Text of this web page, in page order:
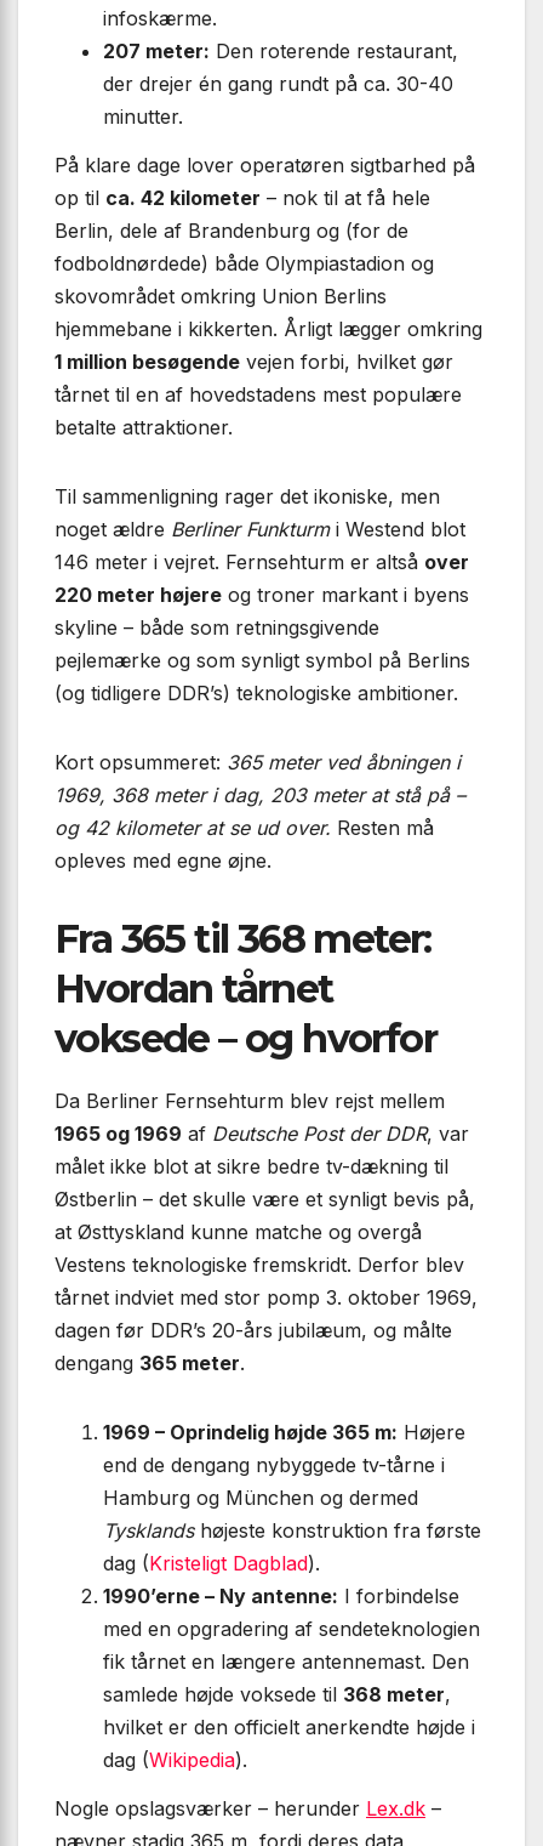
infoskærme.
207 meter: Den roterende restaurant,
der drejer én gang rundt på ca. 30-40
minutter.
På klare dage lover operatøren sigtbarhed på
op til ca. 42 kilometer – nok til at få hele
Berlin, dele af Brandenburg og (for de
fodboldnørdede) både Olympiastadion og
skovområdet omkring Union Berlins
hjemmebane i kikkerten. Årligt lægger omkring
1 million besøgende vejen forbi, hvilket gør
tårnet til en af hovedstadens mest populære
betalte attraktioner.
Til sammenligning rager det ikoniske, men
noget ældre Berliner Funkturmi Westend blot
146 meter i vejret. Fernsehturm er altså over
220 meter højere og troner markant i byens
skyline – både som retningsgivende
pejlemærke og som synligt symbol på Berlins
(og tidligere DDR’s) teknologiske ambitioner.
Kort opsummeret: 365 meter ved åbningen i
1969, 368 meter i dag, 203 meter at stå på –
og 42 kilometer at se ud over. Resten må
opleves med egne øjne.
Fra 365 til 368 meter:
Hvordan tårnet
voksede – og hvorfor
Da Berliner Fernsehturm blev rejst mellem
1965 og 1969 af Deutsche Post der DDR, var
målet ikke blot at sikre bedre tv-dækning til
Østberlin – det skulle være et synligt bevis på,
at Østtyskland kunne matche og overgå
Vestens teknologiske fremskridt. Derfor blev
tårnet indviet med stor pomp 3. oktober 1969,
dagen før DDR’s 20-års jubilæum, og målte
dengang 365 meter.
1969 – Oprindelig højde 365 m: Højere
end de dengang nybyggede tv-tårne i
Hamburg og München og dermed
Tysklandshøjeste konstruktion fra første
dag (Kristeligt Dagblad).
1990’erne – Ny antenne: I forbindelse
med en opgradering af sendeteknologien
fik tårnet en længere antennemast. Den
samlede højde voksede til 368 meter,
hvilket er den officielt anerkendte højde i
dag (Wikipedia).
Nogle opslagsværker – herunder Lex.dk –
nævner stadig 365 m, fordi deres data